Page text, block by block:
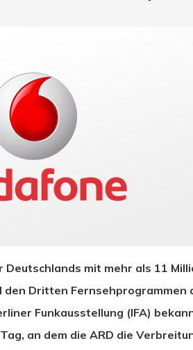
mit mehr als 11
den Dritten Fernsehprogrammen
Funkausstellung (IFA)
an dem die ARD die